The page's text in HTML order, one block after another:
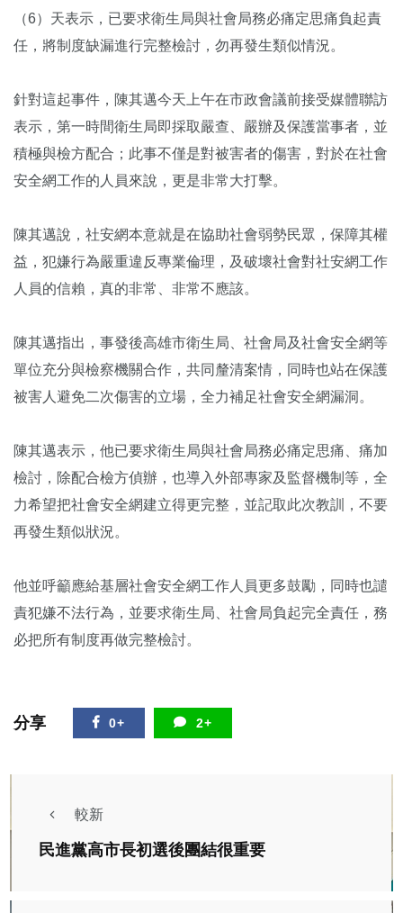
（6）天表示，已要求衛生局與社會局務必痛定思痛負起責
任，將制度缺漏進行完整檢討，勿再發生類似情況。
針對這起事件，陳其邁今天上午在市政會議前接受媒體聯訪
表示，第一時間衛生局即採取嚴查、嚴辦及保護當事者，並
積極與檢方配合；此事不僅是對被害者的傷害，對於在社會
安全網工作的人員來說，更是非常大打擊。
陳其邁說，社安網本意就是在協助社會弱勢民眾，保障其權
益，犯嫌行為嚴重違反專業倫理，及破壞社會對社安網工作
人員的信賴，真的非常、非常不應該。
陳其邁指出，事發後高雄市衛生局、社會局及社會安全網等
單位充分與檢察機關合作，共同釐清案情，同時也站在保護
被害人避免二次傷害的立場，全力補足社會安全網漏洞。
陳其邁表示，他已要求衛生局與社會局務必痛定思痛、痛加
檢討，除配合檢方偵辦，也導入外部專家及監督機制等，全
力希望把社會安全網建立得更完整，並記取此次教訓，不要
再發生類似狀況。
他並呼籲應給基層社會安全網工作人員更多鼓勵，同時也譴
責犯嫌不法行為，並要求衛生局、社會局負起完全責任，務
必把所有制度再做完整檢討。
分享 0+ 2+
較新
民進黨高市長初選後團結很重要